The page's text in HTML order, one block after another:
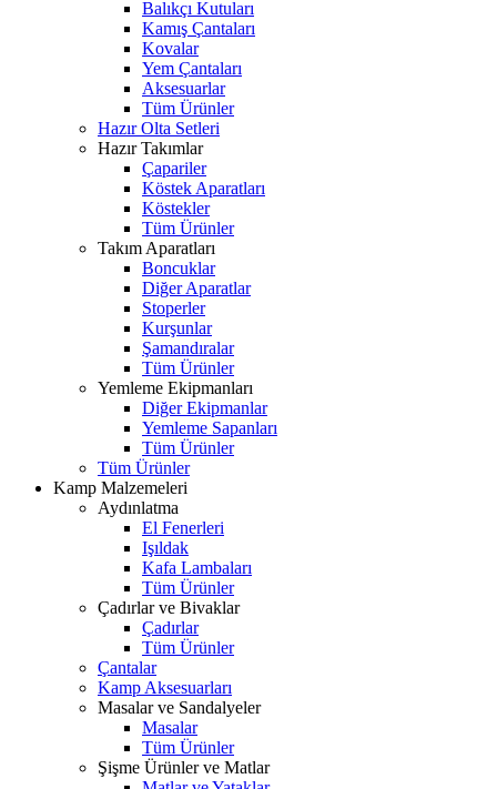
Balıkçı Kutuları
Kamış Çantaları
Kovalar
Yem Çantaları
Aksesuarlar
Tüm Ürünler
Hazır Olta Setleri
Hazır Takımlar
Çapariler
Köstek Aparatları
Köstekler
Tüm Ürünler
Takım Aparatları
Boncuklar
Diğer Aparatlar
Stoperler
Kurşunlar
Şamandıralar
Tüm Ürünler
Yemleme Ekipmanları
Diğer Ekipmanlar
Yemleme Sapanları
Tüm Ürünler
Tüm Ürünler
Kamp Malzemeleri
Aydınlatma
El Fenerleri
Işıldak
Kafa Lambaları
Tüm Ürünler
Çadırlar ve Bivaklar
Çadırlar
Tüm Ürünler
Çantalar
Kamp Aksesuarları
Masalar ve Sandalyeler
Masalar
Tüm Ürünler
Şişme Ürünler ve Matlar